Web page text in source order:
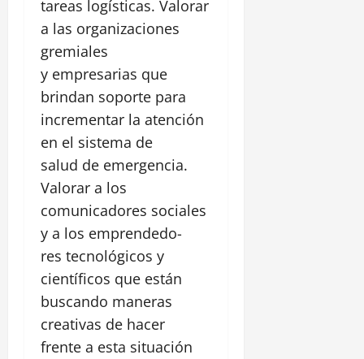
tareas logísticas. Valorar
a las organizaciones
gremiales
y empresarias que
brindan soporte para
incrementar la atención
en el sistema de
salud de emergencia.
Valorar a los
comunicadores sociales
y a los emprendedo-
res tecnológicos y
científicos que están
buscando maneras
creativas de hacer
frente a esta situación